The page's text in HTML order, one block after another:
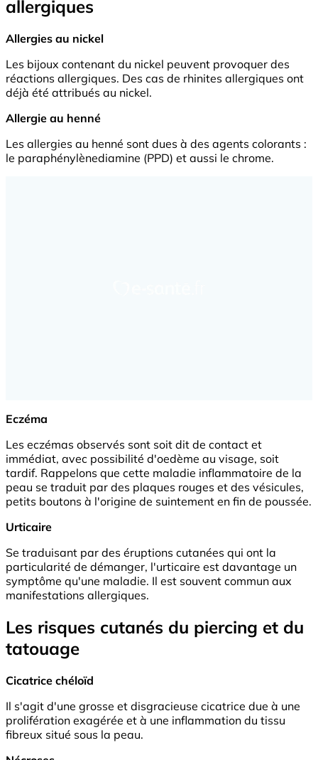
allergiques
Allergies au nickel
Les bijoux contenant du nickel peuvent provoquer des
réactions allergiques. Des cas de rhinites allergiques ont
déjà été attribués au nickel.
Allergie au henné
Les allergies au henné sont dues à des agents colorants :
le paraphénylènediamine (PPD) et aussi le chrome.
Eczéma
Les eczémas observés sont soit dit de contact et
immédiat, avec possibilité d'oedème au visage, soit
tardif. Rappelons que cette maladie inflammatoire de la
peau se traduit par des plaques rouges et des vésicules,
petits boutons à l'origine de suintement en fin de poussée.
Urticaire
Se traduisant par des éruptions cutanées qui ont la
particularité de démanger, l'urticaire est davantage un
symptôme qu'une maladie. Il est souvent commun aux
manifestations allergiques.
Les risques cutanés du piercing et du
tatouage
Cicatrice chéloïd
Il s'agit d'une grosse et disgracieuse cicatrice due à une
prolifération exagérée et à une inflammation du tissu
fibreux situé sous la peau.